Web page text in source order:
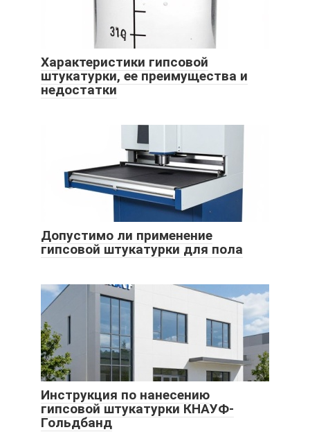
Характеристики гипсовой
штукатурки, ее преимущества и
недостатки
Допустимо ли применение
гипсовой штукатурки для пола
Инструкция по нанесению
гипсовой штукатурки КНАУФ-
Гольдбанд